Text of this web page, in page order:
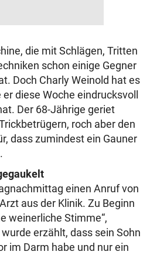
die mit Schlägen, Tritten
schon einige Gegner
Doch Charly Weinold hat es
diese Woche eindrucksvoll
Der 68-Jährige geriet
roch aber den
dass zumindest ein Gauner
einen Anruf von
aus der Klinik. Zu Beginn
weinerliche Stimme“,
erzählt, dass sein Sohn
im Darm habe und nur ein